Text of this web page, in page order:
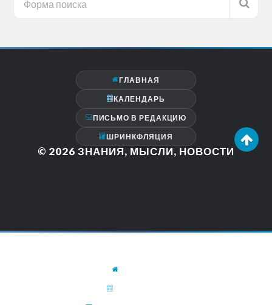
ГЛАВНАЯ
КАЛЕНДАРЬ
ПИСЬМО В РЕДАКЦИЮ
ШРИНКФЛЯЦИЯ
© 2026 ЗНАНИЯ, МЫСЛИ, НОВОСТИ